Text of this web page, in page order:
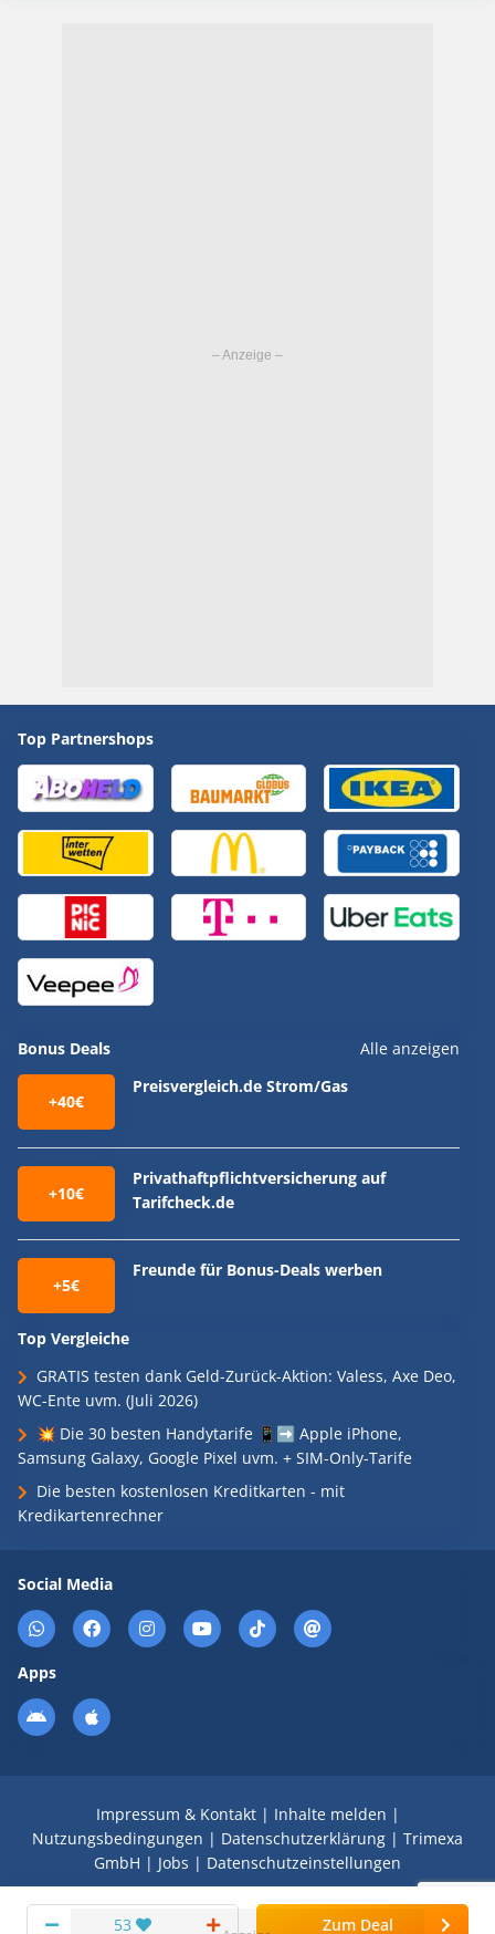
53 Zum Deal
Top Partnershops
Bonus Deals Alle anzeigen
+40€
Preisvergleich.de Strom/Gas
+10€
Privathaftpflichtversicherung auf
Tarifcheck.de
+5€
Freunde für Bonus-Deals werben
Top Vergleiche
GRATIS testen dank Geld-Zurück-Aktion: Valess, Axe Deo,
WC-Ente uvm. (Juli 2026)
💥 Die 30 besten Handytarife 📱➡️ Apple iPhone,
Samsung Galaxy, Google Pixel uvm. + SIM-Only-Tarife
Die besten kostenlosen Kreditkarten - mit
Kredikartenrechner
Social Media
Apps
Impressum & Kontakt| Inhalte melden |
Nutzungsbedingungen | Datenschutzerklärung | Trimexa
GmbH | Jobs | Datenschutzeinstellungen
© 2008 - 2026 Schnäppchen Blog mit Doktortitel -
DealDoktor.de